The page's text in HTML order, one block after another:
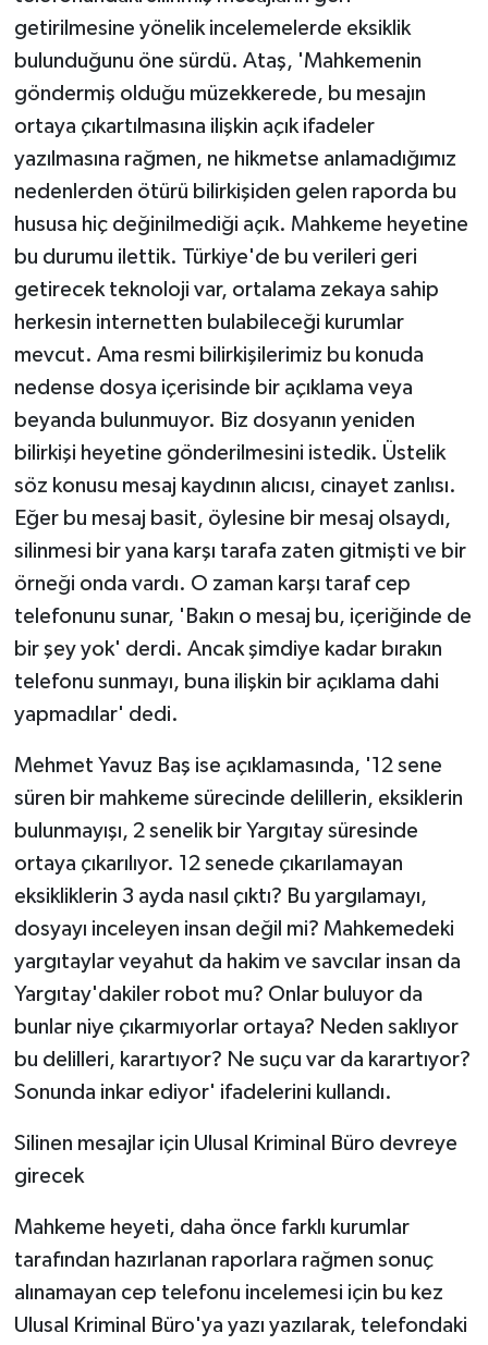
getirilmesine yönelik incelemelerde eksiklik
bulunduğunu öne sürdü. Ataş, 'Mahkemenin
göndermiş olduğu müzekkerede, bu mesajın
ortaya çıkartılmasına ilişkin açık ifadeler
yazılmasına rağmen, ne hikmetse anlamadığımız
nedenlerden ötürü bilirkişiden gelen raporda bu
hususa hiç değinilmediği açık. Mahkeme heyetine
bu durumu ilettik. Türkiye'de bu verileri geri
getirecek teknoloji var, ortalama zekaya sahip
herkesin internetten bulabileceği kurumlar
mevcut. Ama resmi bilirkişilerimiz bu konuda
nedense dosya içerisinde bir açıklama veya
beyanda bulunmuyor. Biz dosyanın yeniden
bilirkişi heyetine gönderilmesini istedik. Üstelik
söz konusu mesaj kaydının alıcısı, cinayet zanlısı.
Eğer bu mesaj basit, öylesine bir mesaj olsaydı,
silinmesi bir yana karşı tarafa zaten gitmişti ve bir
örneği onda vardı. O zaman karşı taraf cep
telefonunu sunar, 'Bakın o mesaj bu, içeriğinde de
bir şey yok' derdi. Ancak şimdiye kadar bırakın
telefonu sunmayı, buna ilişkin bir açıklama dahi
yapmadılar' dedi.
Mehmet Yavuz Baş ise açıklamasında, '12 sene
süren bir mahkeme sürecinde delillerin, eksiklerin
bulunmayışı, 2 senelik bir Yargıtay süresinde
ortaya çıkarılıyor. 12 senede çıkarılamayan
eksikliklerin 3 ayda nasıl çıktı? Bu yargılamayı,
dosyayı inceleyen insan değil mi? Mahkemedeki
yargıtaylar veyahut da hakim ve savcılar insan da
Yargıtay'dakiler robot mu? Onlar buluyor da
bunlar niye çıkarmıyorlar ortaya? Neden saklıyor
bu delilleri, karartıyor? Ne suçu var da karartıyor?
Sonunda inkar ediyor' ifadelerini kullandı.
Silinen mesajlar için Ulusal Kriminal Büro devreye
girecek
Mahkeme heyeti, daha önce farklı kurumlar
tarafından hazırlanan raporlara rağmen sonuç
alınamayan cep telefonu incelemesi için bu kez
Ulusal Kriminal Büro'ya yazı yazılarak, telefondaki